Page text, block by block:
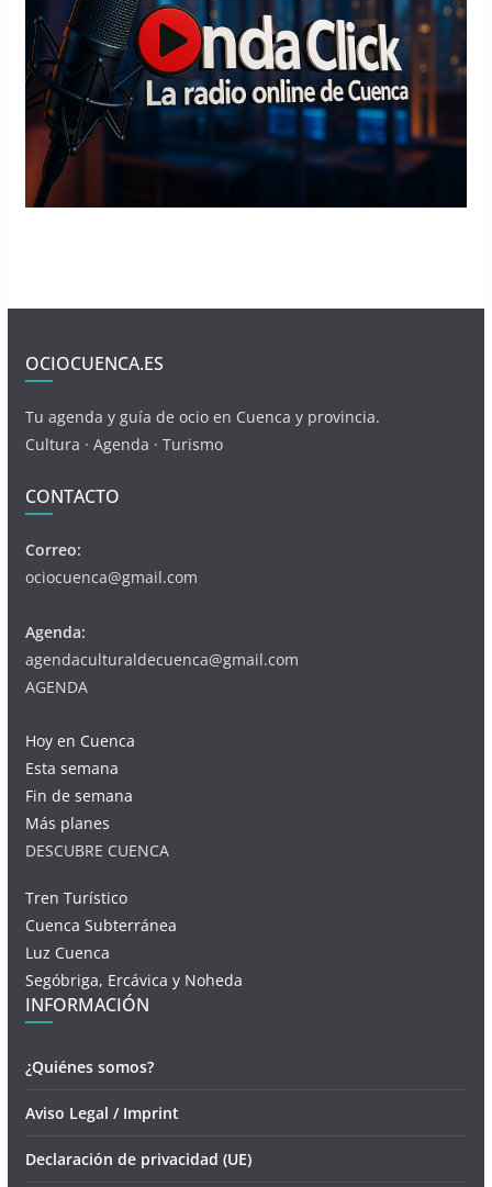
OCIOCUENCA.ES
Tu agenda y guía de ocio en Cuenca y provincia.
Cultura · Agenda · Turismo
CONTACTO
Correo:
ociocuenca@gmail.com
Agenda:
agendaculturaldecuenca@gmail.com
AGENDA
Hoy en Cuenca
Esta semana
Fin de semana
Más planes
DESCUBRE CUENCA
Tren Turístico
Cuenca Subterránea
Luz Cuenca
Segóbriga, Ercávica y Noheda
INFORMACIÓN
¿Quiénes somos?
Aviso Legal / Imprint
Declaración de privacidad (UE)